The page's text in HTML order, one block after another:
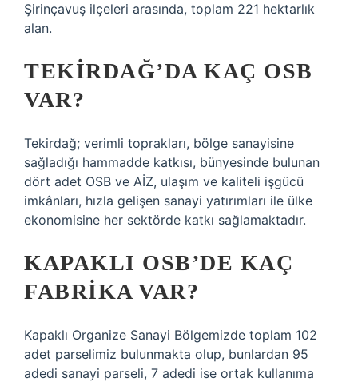
Şirinçavuş ilçeleri arasında, toplam 221 hektarlık
alan.
TEKIRDAĞ’DA KAÇ OSB
VAR?
Tekirdağ; verimli toprakları, bölge sanayisine
sağladığı hammadde katkısı, bünyesinde bulunan
dört adet OSB ve AİZ, ulaşım ve kaliteli işgücü
imkânları, hızla gelişen sanayi yatırımları ile ülke
ekonomisine her sektörde katkı sağlamaktadır.
KAPAKLI OSB’DE KAÇ
FABRIKA VAR?
Kapaklı Organize Sanayi Bölgemizde toplam 102
adet parselimiz bulunmakta olup, bunlardan 95
adedi sanayi parseli, 7 adedi ise ortak kullanıma